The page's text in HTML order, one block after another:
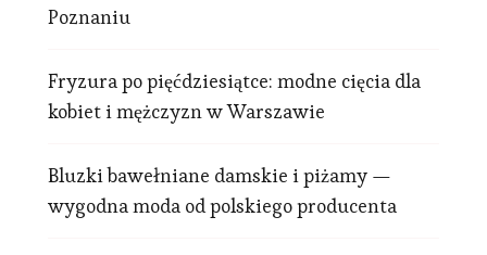
Poznaniu
Fryzura po pięćdziesiątce: modne cięcia dla
kobiet i mężczyzn w Warszawie
Bluzki bawełniane damskie i piżamy —
wygodna moda od polskiego producenta